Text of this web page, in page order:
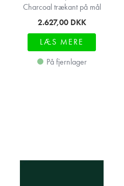
Charcoal trækant på mål
2.627,00 DKK
LÆS MERE
På fjernlager